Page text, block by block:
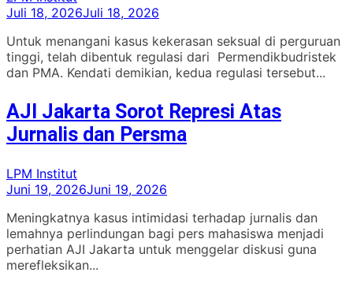
Juli 18, 2026Juli 18, 2026
Untuk menangani kasus kekerasan seksual di perguruan
tinggi, telah dibentuk regulasi dari Permendikbudristek
dan PMA. Kendati demikian, kedua regulasi tersebut...
AJI Jakarta Sorot Represi Atas
Jurnalis dan Persma
LPM Institut
Juni 19, 2026Juni 19, 2026
Meningkatnya kasus intimidasi terhadap jurnalis dan
lemahnya perlindungan bagi pers mahasiswa menjadi
perhatian AJI Jakarta untuk menggelar diskusi guna
merefleksikan...